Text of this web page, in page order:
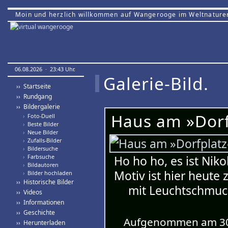
Moin und herzlich willkommen auf Wangerooge im
06.08.2026 · 23:43 Uhr.
›› Startseite
›› Rundgang
›› Bildergalerie
› Foto-Duell
› Beste Bilder
› Neue Bilder
› Zufalls-Bilder
› Bildersuche
› Farbsuche
› Bildautoren
› Bilder hochladen
›› Historische Bilder
›› Videos
›› Informationen
›› Geschichte
›› Herunterladen
Galerie-Bild.
Haus am
Ho ho ho, es ist
Motiv ist hier heute
mit
Aufgenommen am